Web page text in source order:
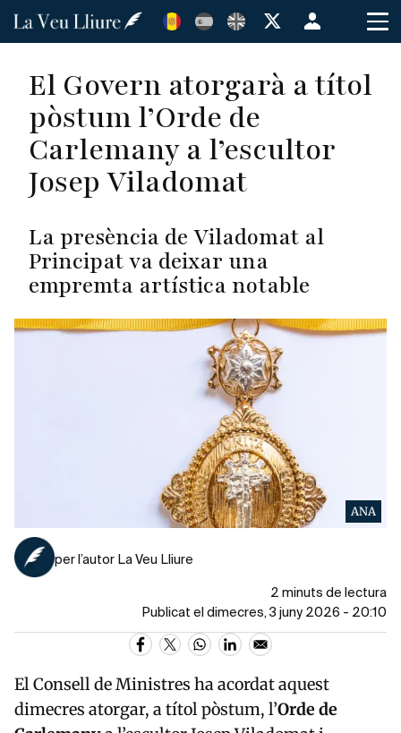
Vés
Menú
de
cuenta
de
El Govern atorgarà a títol
pòstum l’Orde de
Carlemany a l’escultor
Josep Viladomat
La presència de Viladomat al
Principat va deixar una
empremta artística notable
ANA
per l’autor La Veu Lliure
2 minuts de lectura
Publicat el dimecres, 3 juny 2026 - 20:10
El Consell de Ministres ha acordat aquest
dimecres atorgar, a títol pòstum, l’Orde de